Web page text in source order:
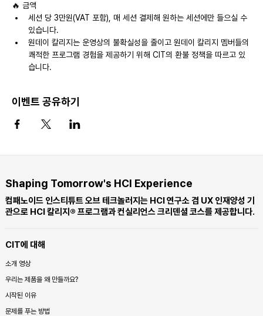
🔥 금액
세션 당 3만원(VAT 포함), 매 세션 결제해 원하는 세션에만 들으실 수
있습니다.
원데이 칼리지는 운영상의 불확실성을 줄이고 원데이 칼리지 멤버들의
쾌적한 프로그램 경험을 제공하기 위해 CIT의 환불 정책을 따르고 있
습니다.
이벤트 공유하기
Shaping Tomorrow's HCI Experience
컴패노이드 인스티튜트 오브 테크놀러지는 HCI 연구소 겸 UX 인재양성 기
관으로 HCI 칼리지® 프로그램과 컨실리언스 크리덴셜 코스를 제공합니다.
CIT에 대해
소개 영상
우리는 제품을 왜 만들까요?
시작된 이유
문제를 푸는 방법